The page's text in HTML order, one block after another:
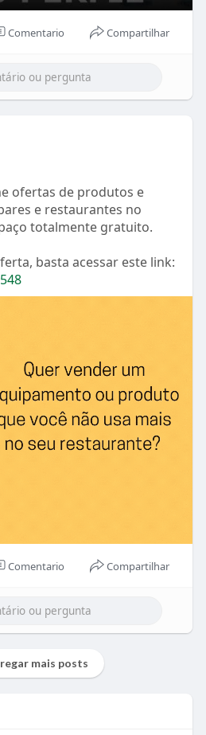
M
u
S
e
P
I
E
Comentario Compartilhar
ofertas de produtos e
e restaurantes no
totalmente gratuito.
basta acessar este link:
Comentario Compartilhar
mais posts